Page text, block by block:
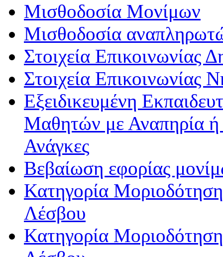
Μισθοδοσία Μονίμων
Μισθοδοσία
Στοιχεία Επικοινωνίας
Στοιχεία Επικοινωνίας
Εξειδικευμένη
Μαθητών με Αναπηρία ή /
Ανάγκες
Βεβαίωση εφορίας
Κατηγορία
Λέσβου
Κατηγορία